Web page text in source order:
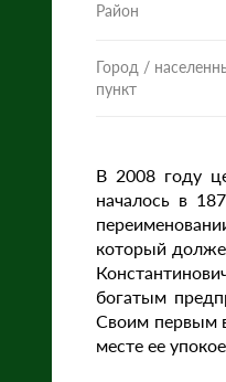
Район
Город /
пункт
В 2008 году
началось в
который
богатым
Своим первым
месте ее